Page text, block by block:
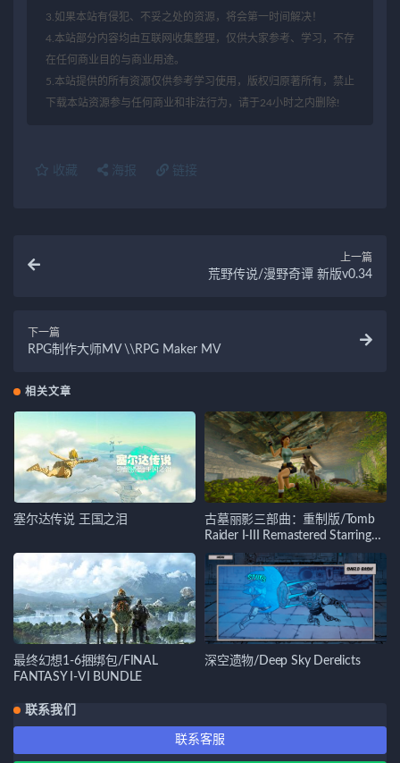
3.如果本站有侵犯、不妥之处的资源，将会第一时间解决！
4.本站部分内容均由互联网收集整理，仅供大家参考、学习，不存
在任何商业目的与商业用途。
5.本站提供的所有资源仅供参考学习使用，版权归原著所有，禁止
下载本站资源参与任何商业和非法行为，请于24小时之内删除!
收藏 海报 链接
上一篇
荒野传说/漫野奇谭 新版v0.34
下一篇
RPG制作大师MV \\RPG Maker MV
相关文章
塞尔达传说 王国之泪
古墓丽影三部曲：重制版/Tomb
Raider I-III Remastered Starring
Lara Croft
最终幻想1-6捆绑包/FINAL
FANTASY I-VI BUNDLE
深空遗物/Deep Sky Derelicts
联系我们
联系客服